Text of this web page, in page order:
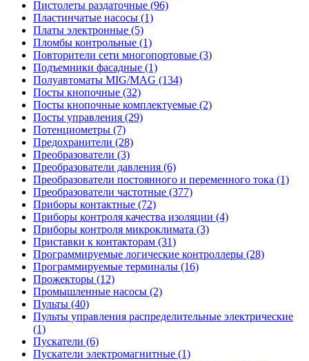
Пистолеты раздаточные (96)
Пластинчатые насосы (1)
Платы электронные (5)
Пломбы контрольные (1)
Повторители сети многопортовые (3)
Подъемники фасадные (1)
Полуавтоматы MIG/MAG (134)
Посты кнопочные (32)
Посты кнопочные комплектуемые (2)
Посты управления (29)
Потенциометры (7)
Предохранители (28)
Преобразователи (3)
Преобразователи давления (6)
Преобразователи постоянного и переменного тока (1)
Преобразователи частотные (377)
Приборы контактные (72)
Приборы контроля качества изоляции (4)
Приборы контроля микроклимата (3)
Приставки к контакторам (31)
Программируемые логические контроллеры (28)
Программируемые терминалы (16)
Прожекторы (12)
Промышленные насосы (2)
Пульты (40)
Пульты управления распределительные электрические
(1)
Пускатели (6)
Пускатели электромагнитные (1)